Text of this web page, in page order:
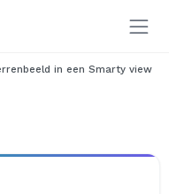
in een Smarty view